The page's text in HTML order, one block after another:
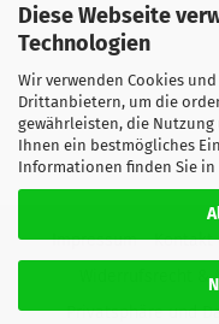
Diese Webseite
Technologien
Wir verwenden Cookies
Drittanbietern, um die
gewährleisten, die Nutzung
Ihnen ein bestmögliches
Informationen finden Sie in
Impressum Kontakt
Widerrufsrecht &
Privatsphäre und